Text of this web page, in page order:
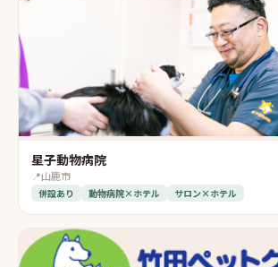
星子動物病院
📍山鹿市
併設あり 動物病院×ホテル サロン×ホテル